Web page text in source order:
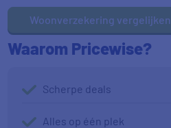
Woonverzekering vergelijken
Waarom Pricewise?
Scherpe deals
Alles op één plek